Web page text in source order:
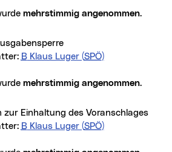
mehrstimmig angenommen.
BKlaus Luger (SPÖ)
mehrstimmig angenommen.
zur Einhaltung des Voranschlages
BKlaus Luger (SPÖ)